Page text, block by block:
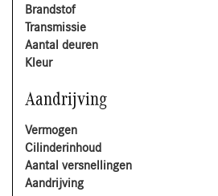
Brandstof
Transmissie
Aantal deuren
Kleur
Aandrijving
Vermogen
Cilinderinhoud
Aantal versnellingen
Aandrijving